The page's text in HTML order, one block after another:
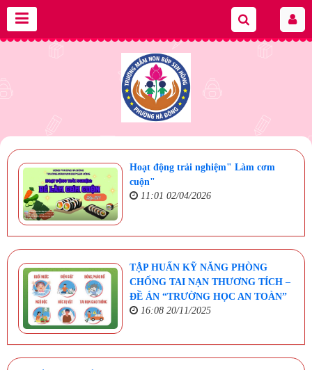
Hoạt động trải nghiệm" Làm cơm
cuộn"
11:01 02/04/2026
TẬP HUẤN KỸ NĂNG PHÒNG
CHỐNG TAI NẠN THƯƠNG TÍCH –
ĐỀ ÁN “TRƯỜNG HỌC AN TOÀN”
16:08 20/11/2025